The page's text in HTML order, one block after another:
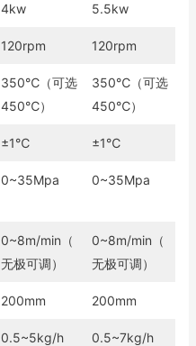
4kw 5.5kw
120rpm 120rpm
350℃（可选
450℃）
350℃（可选
450℃）
±1℃ ±1℃
0~35Mpa 0~35Mpa
0~8m/min（
无极可调）
0~8m/min（
无极可调）
200mm 200mm
0.5~5kg/h 0.5~7kg/h